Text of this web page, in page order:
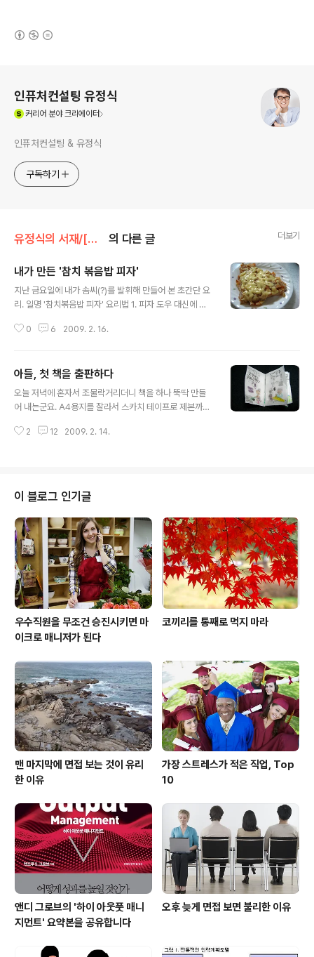
인퓨처컨설팅 유정식
커리어 분야 크리에이터
인퓨처컨설팅 & 유정식
구독하기
유정식의 서재/[사진] 그리고 삶 의 다른 글 더보기
내가 만든 '참치 볶음밥 피자'
지난 금요일에 내가 솜씨(?)를 발휘해 만들어 본 초간단 요
리. 일명 '참치볶음밥 피자' 요리법 1. 피자 도우 대신에 밥
3. 어느 정도 노릇하게 밥이 익으면 케찹을 한겹 바른다. 4.
곁들여 먹으면 굿~~! tip : 밥을 좀 바삭하게 굽는 게 중요!
그렇지 않으면 부서져서.... 옥수수가 들어가면 더 맛있었을
텐데... 보긴 그래도 맛은 좋았다! ^^ 식구들이 한판을 뚝딱
0 6 2009. 2. 16.
아들, 첫 책을 출판하다
오늘 저녁에 혼자서 조물락거리더니 책을 하나 뚝딱 만들
어 내는군요. A4용지를 잘라서 스카치 테이프로 제본까지
데, 내용을 읽어보니 나름 반전(?)이 있네요. 고구마를 캐다
번 읽어보세요.
2 12 2009. 2. 14.
이 블로그 인기글
우수직원을 무조건 승진시키면 마
이크로 매니저가 된다
코끼리를 통째로 먹지 마라
맨 마지막에 면접 보는 것이 유리
한 이유
가장 스트레스가 적은 직업, Top
10
앤디 그로브의 '하이 아웃풋 매니
지먼트' 요약본을 공유합니다
오후 늦게 면접 보면 불리한 이유